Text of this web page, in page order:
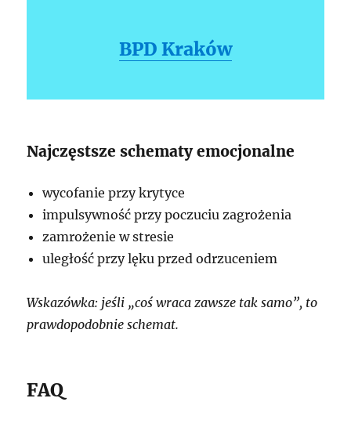
BPD Kraków
Najczęstsze schematy emocjonalne
wycofanie przy krytyce
impulsywność przy poczuciu zagrożenia
zamrożenie w stresie
uległość przy lęku przed odrzuceniem
Wskazówka: jeśli „coś wraca zawsze tak samo”, to
prawdopodobnie schemat.
FAQ